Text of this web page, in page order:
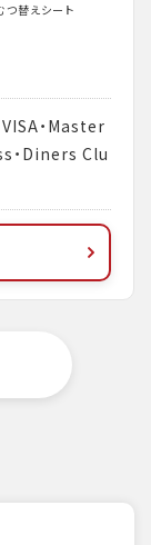
つ替えシート
VISA・Master
・Diners Clu